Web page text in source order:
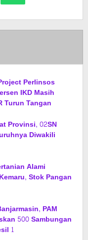
Perlinsos
IKD Masih
Turun Tangan
Provinsi, 02SN
Diwakili
Alami
Stok Pangan
PAM
500 Sambungan
1